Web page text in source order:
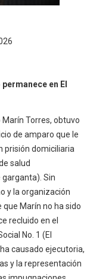
en El
Marín Torres, obtuvo
de amparo que le
prisión domiciliaria
salud
Sin
y la organización
Marín no ha sido
recluido en el
No. 1 (El
causado ejecutoria,
y la representación